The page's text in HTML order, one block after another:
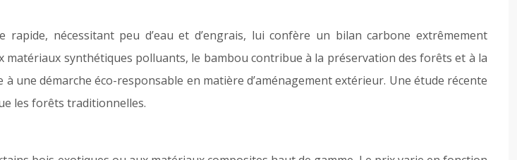
nécessitant peu d’eau et d’engrais, lui confère un bilan carbone extrêmement
synthétiques polluants, le bambou contribue à la préservation des forêts et à la
une démarche éco-responsable en matière d’aménagement extérieur. Une étude récente
les forêts traditionnelles.